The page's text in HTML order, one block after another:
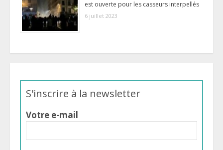
est ouverte pour les casseurs interpellés
6 juillet 2023
S'inscrire à la newsletter
Votre e-mail